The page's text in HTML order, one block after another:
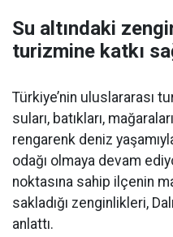
Su altındaki
turizmine katkı
Türkiye’nin uluslararası
suları, batıkları,
rengarenk deniz
odağı olmaya devam
noktasına sahip ilçenin
sakladığı zenginlikleri,
anlattı.